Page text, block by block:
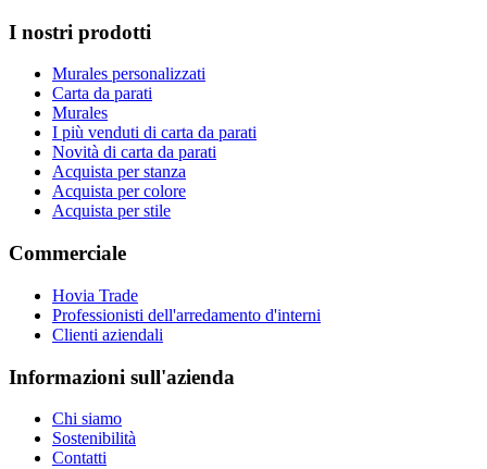
I nostri prodotti
Murales personalizzati
Carta da parati
Murales
I più venduti di carta da parati
Novità di carta da parati
Acquista per stanza
Acquista per colore
Acquista per stile
Commerciale
Hovia Trade
Professionisti dell'arredamento d'interni
Clienti aziendali
Informazioni sull'azienda
Chi siamo
Sostenibilità
Contatti